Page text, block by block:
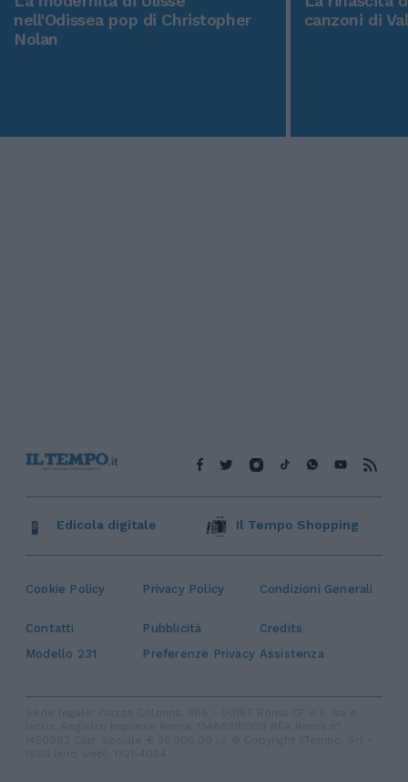
nell'Odissea pop di Christopher
Nolan
canzoni di
Cookie Policy Privacy Policy Condizioni Generali
Contatti Pubblicità
Credits
Modello 231
Preferenze Privacy Assistenza
Edicola digitale Il Tempo Shopping